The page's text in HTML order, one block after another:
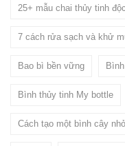
25+ mẫu chai thủy tinh
7 cách rửa sạch và khử
Bao bì bền vững
Bình thủy tinh My bottle
Cách tạo một bình cây